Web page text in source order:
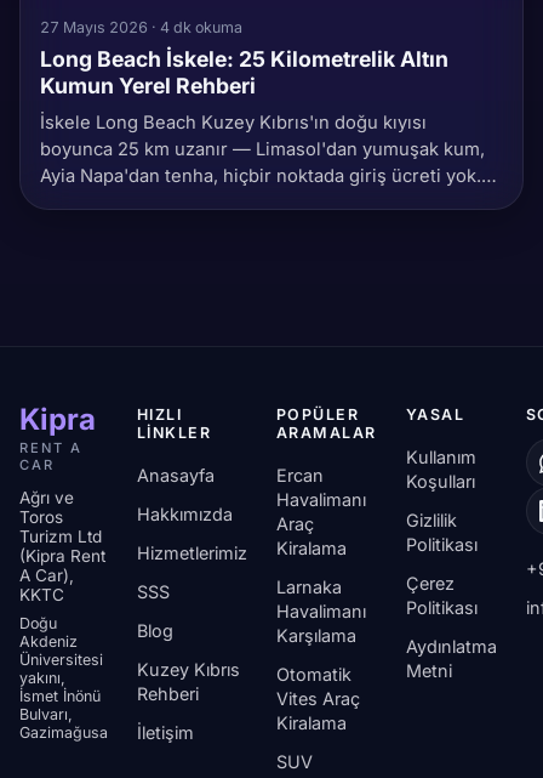
27 Mayıs 2026 · 4 dk okuma
Long Beach İskele: 25 Kilometrelik Altın
Kumun Yerel Rehberi
İskele Long Beach Kuzey Kıbrıs'ın doğu kıyısı
boyunca 25 km uzanır — Limasol'dan yumuşak kum,
Ayia Napa'dan tenha, hiçbir noktada giriş ücreti yok.
Kipra
RENT A
CAR
Ağrı ve
Toros
Turizm Ltd
(Kipra Rent
A Car),
KKTC
Doğu
Akdeniz
Üniversitesi
yakını,
İsmet İnönü
Bulvarı,
Gazimağusa
HIZLI
LINKLER
Anasayfa
Hakkımızda
Hizmetlerimiz
SSS
Blog
Kuzey Kıbrıs
Rehberi
İletişim
POPÜLER
ARAMALAR
Ercan
Havalimanı
Araç
Kiralama
Larnaka
Havalimanı
Karşılama
Otomatik
Vites Araç
Kiralama
SUV
YASAL
Kullanım
Koşulları
Gizlilik
Politikası
Çerez
Politikası
Aydınlatma
Metni